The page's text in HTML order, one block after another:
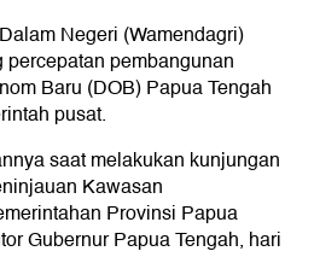
Negeri (Wamendagri)
pembangunan
Baru (DOB) Papua Tengah
pusat.
saat melakukan kunjungan
Kawasan
Provinsi Papua
Gubernur Papua Tengah, hari